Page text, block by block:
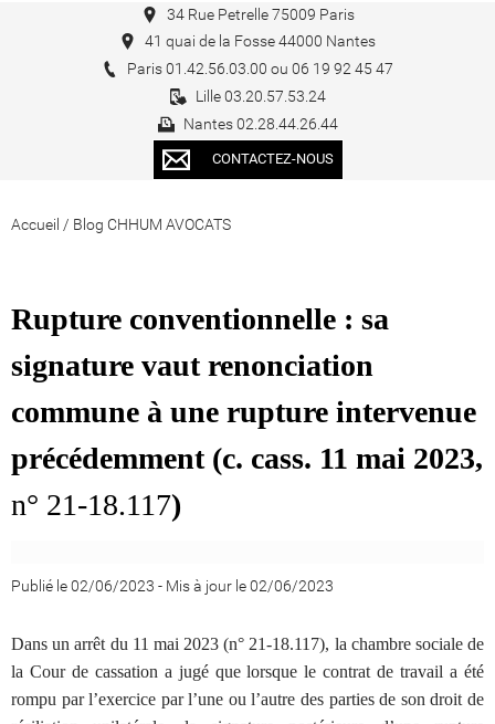
34 Rue Petrelle 75009 Paris
41 quai de la Fosse 44000 Nantes
Paris 01.42.56.03.00 ou 06 19 92 45 47
Lille 03.20.57.53.24
Nantes 02.28.44.26.44
CONTACTEZ-NOUS
Accueil / Blog CHHUM AVOCATS
Rupture conventionnelle : sa
signature vaut renonciation
commune à une rupture intervenue
précédemment (c. cass. 11 mai 2023,
n° 21-18.117)
Publié le 02/06/2023 - Mis à jour le 02/06/2023
Dans un arrêt du 11 mai 2023 (n° 21-18.117), la chambre sociale de
la Cour de cassation a jugé que lorsque le contrat de travail a été
rompu par l’exercice par l’une ou l’autre des parties de son droit de